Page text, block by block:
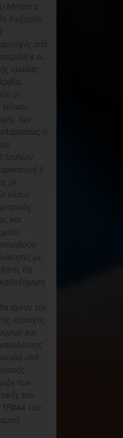
Meteora
διεξαχθεί
από
κ.α.,
ομάδας
οι
των
η
Ιουλίου
6
με
όλους
και
με
θα
έχουν την
περιοχής
και
υπό
των
του
ΤΕΦΑΑ του